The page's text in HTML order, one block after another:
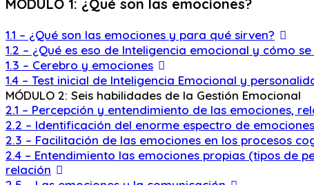
MÓDULO 1: ¿Qué son las emociones?
1.1 – ¿Qué son las emociones y para qué sirven?
1.2 – ¿Qué es eso de Inteligencia emocional y cómo
1.3 – Cerebro y emociones
1.4 – Test inicial de Inteligencia Emocional y
MÓDULO 2: Seis habilidades de la Gestión Emocional
2.1 – Percepción y entendimiento de las emociones,
2.2 – Identificación del enorme espectro de
2.3 – Facilitación de las emociones en los procesos
2.4 – Entendimiento las emociones propias (tipos de
relación